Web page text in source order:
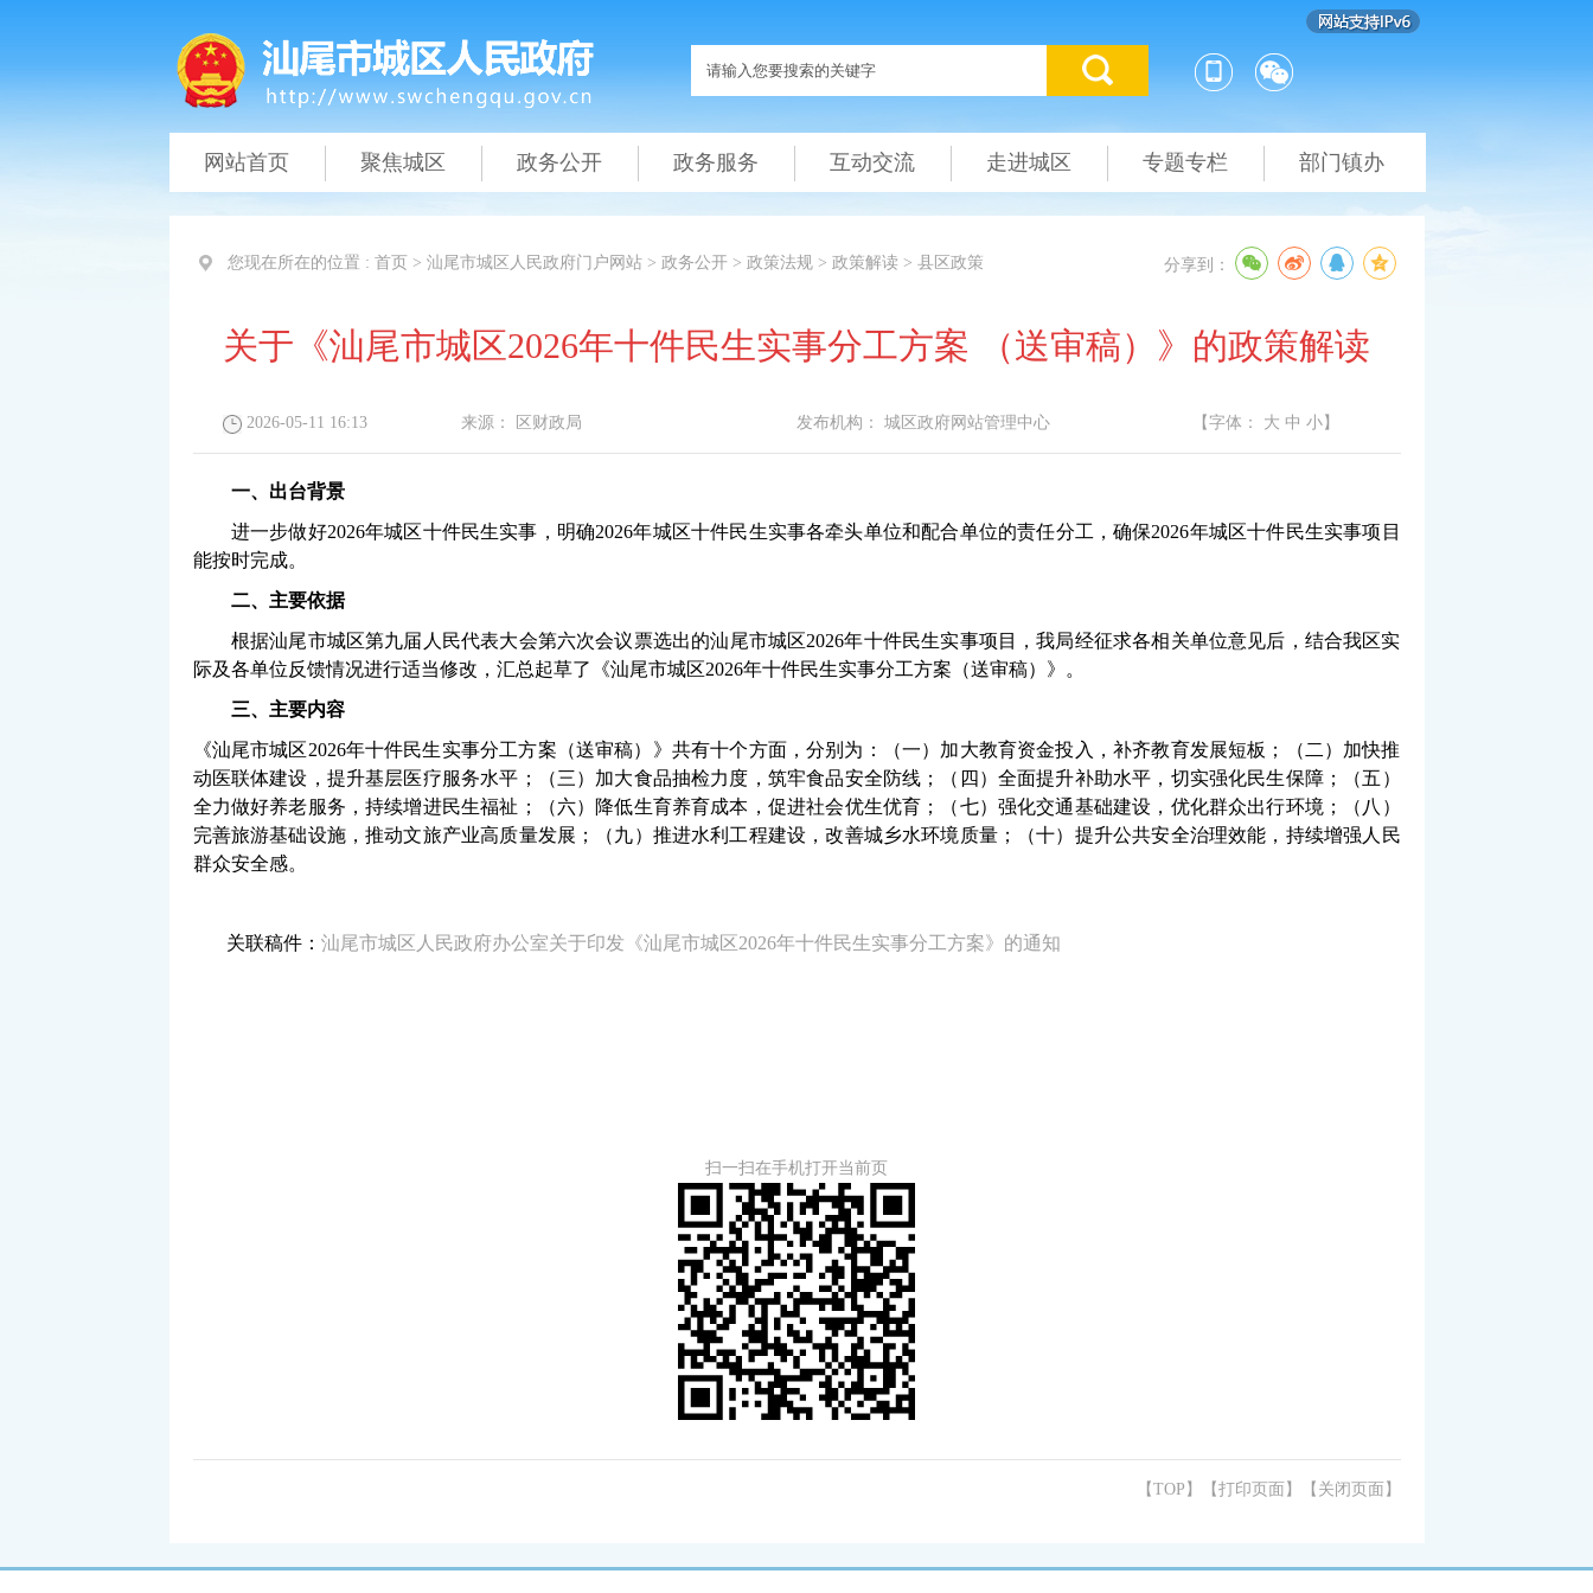
网站首页 聚焦城区 政务公开 政务服务 互动交流 走进城区 专题专栏 部门镇办
您现在所在的位置 : 首页 > 汕尾市城区人民政府门户网站> 政务公开> 政策法规> 政策解读 > 县区政策 分享到：
关于《汕尾市城区2026年十件民生实事分工方案 （送审稿）》的政策解读
2026-05-11 16:13 来源： 区财政局 发布机构： 城区政府网站管理中心 【字体： 大 中 小 】
一、出台背景
进一步做好2026年城区十件民生实事，明确2026年城区十件民生实事各牵头单位和配合单位的责任分工，确保2026年城区十件民生实事项目
能按时完成。
二、主要依据
根据汕尾市城区第九届人民代表大会第六次会议票选出的汕尾市城区2026年十件民生实事项目，我局经征求各相关单位意见后，结合我区实
际及各单位反馈情况进行适当修改，汇总起草了《汕尾市城区2026年十件民生实事分工方案（送审稿）》。
三、主要内容
《汕尾市城区2026年十件民生实事分工方案（送审稿）》共有十个方面，分别为：（一）加大教育资金投入，补齐教育发展短板；（二）加快推
动医联体建设，提升基层医疗服务水平；（三）加大食品抽检力度，筑牢食品安全防线；（四）全面提升补助水平，切实强化民生保障；（五）
全力做好养老服务，持续增进民生福祉；（六）降低生育养育成本，促进社会优生优育；（七）强化交通基础建设，优化群众出行环境；（八）
完善旅游基础设施，推动文旅产业高质量发展；（九）推进水利工程建设，改善城乡水环境质量；（十）提升公共安全治理效能，持续增强人民
群众安全感。
关联稿件： 汕尾市城区人民政府办公室关于印发《汕尾市城区2026年十件民生实事分工方案》的通知
扫一扫在手机打开当前页
【TOP】 【 打印页面 】【 关闭页面 】